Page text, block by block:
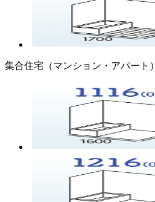
集合住宅（マンション・アパート）